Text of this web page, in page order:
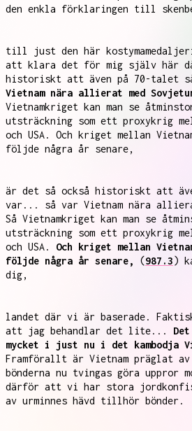
den enkla förklaringen till
till just den här
att klara det för mig själv här
historiskt att även på 70-talet
Vietnam nära allierat med
Vietnamkriget kan man se
utsträckning som ett proxykrig
och USA. Och kriget mellan
följde några år senare,
är det så också historiskt att
var... så var Vietnam nära
Så Vietnamkriget kan man se
utsträckning som ett proxykrig
och USA. Och kriget mellan
följde några år senare,
(987.3)
dig,
landet där vi är baserade.
att jag behandlar det lite...
mycket i just nu i det kambodja
Framförallt är Vietnam präglat
bönderna nu tvingas göra uppror
därför att vi har stora
av urminnes hävd tillhör bönder.